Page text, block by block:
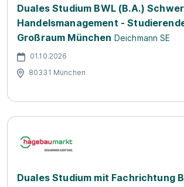
Duales Studium BWL (B.A.)
Handelsmanagement -
Großraum München Deichmann SE
01.10.2026
80331 München
Duales Studium mit Fachrichtung